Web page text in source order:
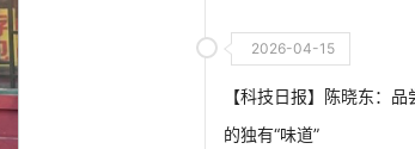
2026-04-15
【科技日报】陈晓东：
的独有“味道”